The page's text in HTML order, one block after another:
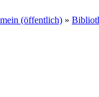
(öffentlich) »